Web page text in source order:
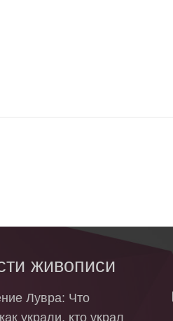
живописи
Лувра: Что
украли, кто украл